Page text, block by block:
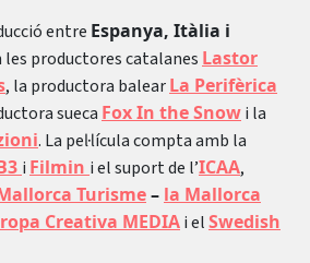
entre Espanya, Itàlia i
productores catalanes Lastor
, la productora balearLa Perifèrica
sueca Fox In the Snowi la
. La pel·lícula compta amb la
i Filmin i el suport de l’ICAA,
Turisme– la Mallorca
Creativa MEDIAi elSwedish